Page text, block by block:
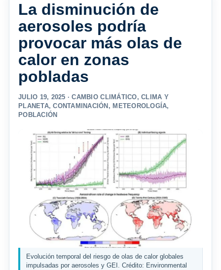
La disminución de
aerosoles podría
provocar más olas de
calor en zonas
pobladas
JULIO 19, 2025 ·CAMBIO CLIMÁTICO,CLIMA Y
PLANETA,CONTAMINACIÓN , METEOROLOGÍA,
POBLACIÓN
Evolución temporal del riesgo de olas de calor globales
impulsadas por aerosoles y GEI. Crédito: Environmental